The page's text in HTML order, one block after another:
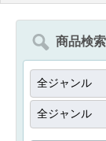
商品検索